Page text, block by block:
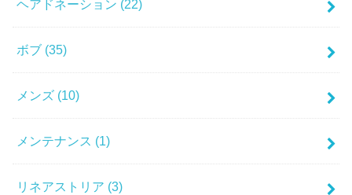
ヘアドネーション (22)
ボブ (35)
メンズ (10)
メンテナンス (1)
リネアストリア (3)